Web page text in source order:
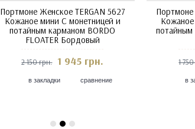
Портмоне Женское TERGAN 5627
Кожаное мини С монетницей и
потайным карманом GRI FLOATER
2 150 грн. 1 945 грн.
в закладки сравнение
Портмоне
потайным
2
в